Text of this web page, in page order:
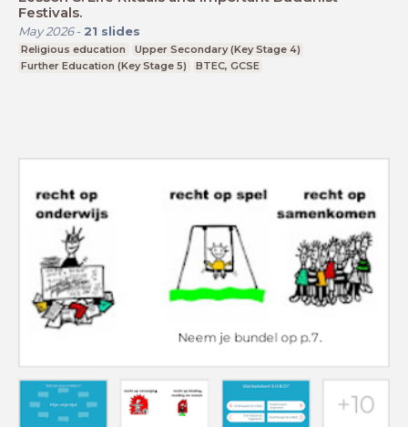
Festivals.
May 2026- 21 slides
Religious education
Upper Secondary (Key Stage 4)
Further Education (Key Stage 5)
BTEC, GCSE